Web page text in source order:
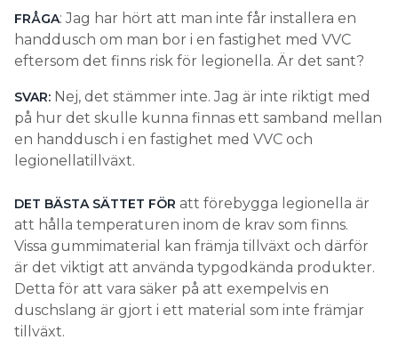
FRÅGA: Jag har hört att man inte får installera en
handdusch om man bor i en fastighet med VVC
eftersom det finns risk för legionella. Är det sant?
SVAR: Nej, det stämmer inte. Jag är inte riktigt med
på hur det skulle kunna finnas ett samband mellan
en handdusch i en fastighet med VVC och
legionellatillväxt.
DET BÄSTA SÄTTET FÖR att förebygga legionella är
att hålla temperaturen inom de krav som finns.
Vissa gummimaterial kan främja tillväxt och därför
är det viktigt att använda typgodkända produkter.
Detta för att vara säker på att exempelvis en
duschslang är gjort i ett material som inte främjar
tillväxt.